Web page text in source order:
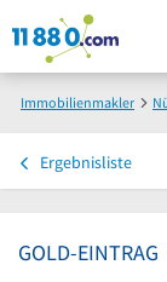
Immobilienmakler
Ergebnisliste
GOLD-EINTRAG